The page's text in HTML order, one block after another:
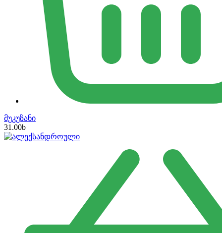
მუკუზანი
31.00b